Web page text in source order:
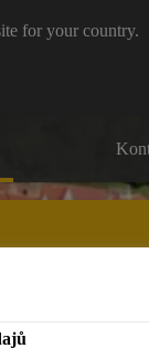
for your country.